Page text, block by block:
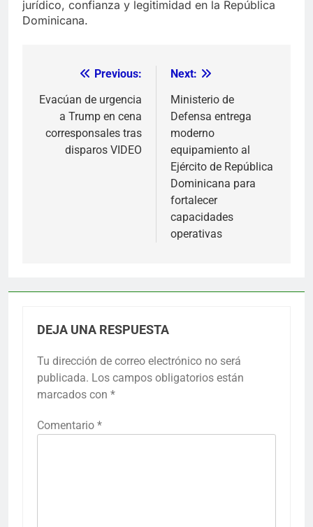
jurídico, confianza y legitimidad en la República
Dominicana.
Navegación
de
entradas
Previous:
Evacúan de urgencia
a Trump en cena
corresponsales tras
disparos VIDEO
Next:
Ministerio de
Defensa entrega
moderno
equipamiento al
Ejército de República
Dominicana para
fortalecer
capacidades
operativas
DEJA UNA RESPUESTA
Tu dirección de correo electrónico no será
publicada. Los campos obligatorios están
marcados con *
Comentario *